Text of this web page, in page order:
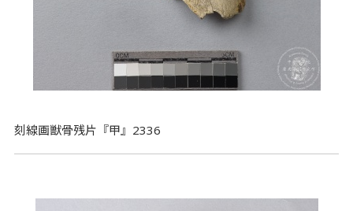
刻線画獣骨残片『甲』2336